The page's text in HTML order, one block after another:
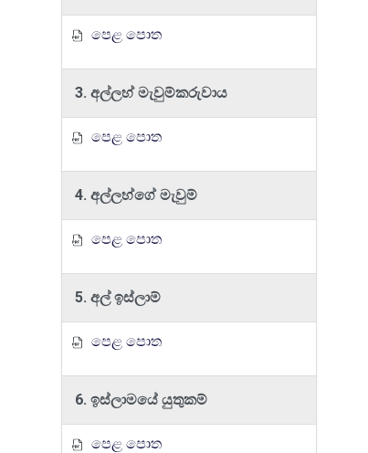
පෙළ පොත
3. අල්ලහ් මැවුම්කරුවාය
පෙළ පොත
4. අල්ලහ්ගේ මැවුම්
පෙළ පොත
5. අල් ඉස්ලාම්
පෙළ පොත
6. ඉස්ලාමයේ යුතුකම්
පෙළ පොත